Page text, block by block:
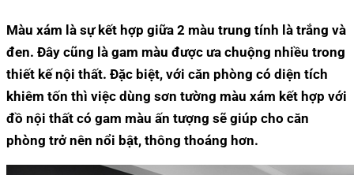
Màu xám là sự kết hợp giữa 2 màu trung tính là trắng và
đen. Đây cũng là gam màu được ưa chuộng nhiều trong
thiết kế nội thất. Đặc biệt, với căn phòng có diện tích
khiêm tốn thì việc dùng sơn tường màu xám kết hợp với
đồ nội thất có gam màu ấn tượng sẽ giúp cho căn
phòng trở nên nổi bật, thông thoáng hơn.